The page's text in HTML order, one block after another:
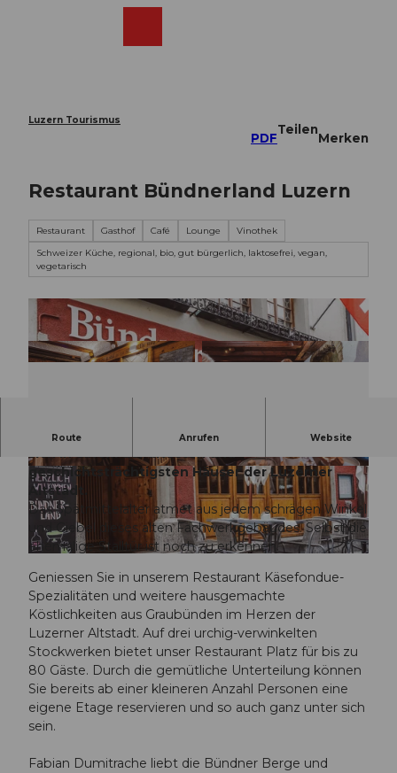
Luzern Tourismus
PDF
Teilen
Merken
Restaurant Bündnerland Luzern
Restaurant Gasthof Café Lounge
Vinothek
Schweizer Küche, regional, bio, gut bürgerlich, laktosefrei, vegan,
vegetarisch
©CC-BY-NC-ND ©CC-BY-NC-ND
Route Anrufen Website
Das Restaurant Bündnerland Luzern befindet
sich in einem der ältesten und
geschichtsträchtigsten Häuser der Luzerner
Altstadt.
Das Spätmittelalter atmet aus jedem schrägen Winkel
und Giebel dieses alten Fachwerkgebäudes. Selbst die
ehemalige Stalltür ist noch zu erkennen.
Geniessen Sie in unserem Restaurant Käsefondue-
Spezialitäten und weitere hausgemachte
Köstlichkeiten aus Graubünden im Herzen der
Luzerner Altstadt. Auf drei urchig-verwinkelten
Stockwerken bietet unser Restaurant Platz für bis zu
80 Gäste. Durch die gemütliche Unterteilung können
Sie bereits ab einer kleineren Anzahl Personen eine
eigene Etage reservieren und so auch ganz unter sich
sein.
Fabian Dumitrache liebt die Bündner Berge und